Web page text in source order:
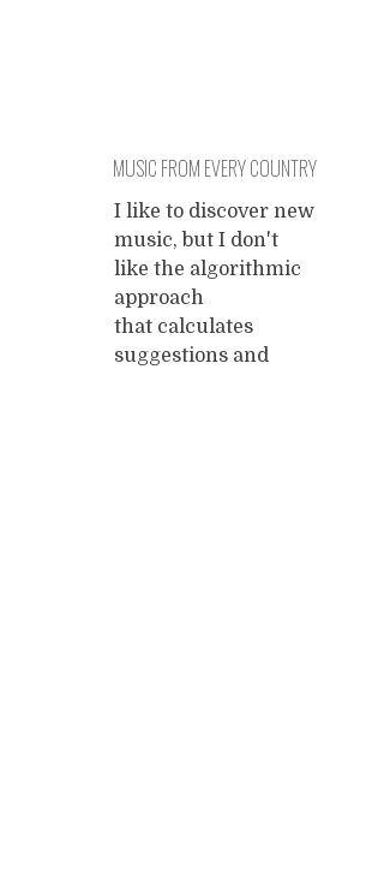
MUSIC FROM EVERY COUNTRY
I like to discover new
music, but I don't
like the algorithmic
approach
that calculates
suggestions and